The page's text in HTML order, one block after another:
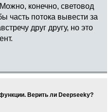
конечно, световод
часть потока вывести за
друг другу, но это
Верить ли Deepseekу?